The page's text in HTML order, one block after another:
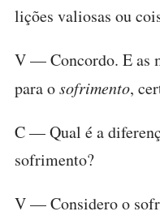
lições valiosas ou
V — Concordo. E as
para osofrimento,
C — Qual é a
sofrimento?
V — Considero o